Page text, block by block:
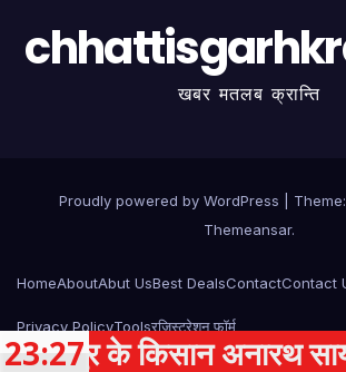
खबर मतलब क्रान्ति
Proudly powered by WordPress Theme:
Themeansar.
HomeAboutAbut UsBest DealsContactContact
Privacy PolicyToolsरजिस्ट्रेशन फॉर्म
किसान अनारथ साय ने
23:27